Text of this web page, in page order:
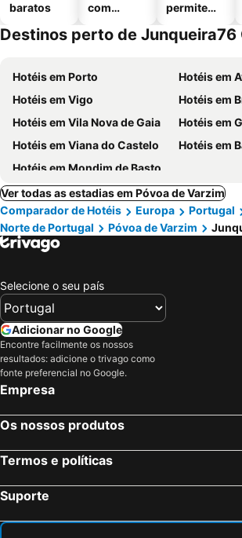
baratos
com
permitem
Destinos perto de Junqueira76
Hotéis em Porto
Hotéis em
Hotéis em Vigo
Hotéis em
Hotéis em Vila Nova de Gaia
Hotéis em
Hotéis em Viana do Castelo
Hotéis em
Hotéis em Mondim de Basto
Ver todas as estadias em Póvoa de Varzim
Comparador de Hotéis
Europa
Portugal
Norte de Portugal
Póvoa de Varzim
Selecione o seu país
Adicionar no Google
Encontre facilmente os nossos
resultados: adicione o trivago como
fonte preferencial no Google.
Empresa
Os nossos produtos
Termos e políticas
Suporte